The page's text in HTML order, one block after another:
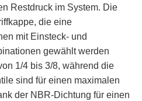
Restdruck im System. Die
die eine
mit Einsteck- und
gewählt werden
1/4 bis 3/8, während die
sind für einen maximalen
der NBR-Dichtung für einen